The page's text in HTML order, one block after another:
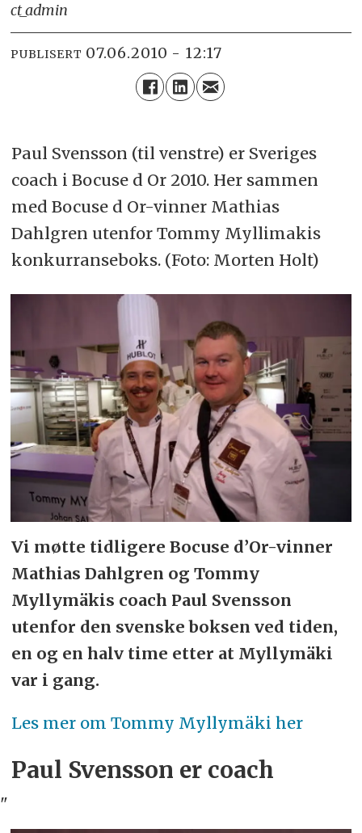
ct_admin
PUBLISERT 07.06.2010 - 12:17
Paul Svensson (til venstre) er Sveriges
coach i Bocuse d Or 2010. Her sammen
med Bocuse d Or-vinner Mathias
Dahlgren utenfor Tommy Myllimakis
konkurranseboks. (Foto: Morten Holt)
Vi møtte tidligere Bocuse d’Or-vinner
Mathias Dahlgren og Tommy
Myllymäkis coach Paul Svensson
utenfor den svenske boksen ved tiden,
en og en halv time etter at Myllymäki
var i gang.
Les mer om Tommy Myllymäki her
Paul Svensson er coach
"